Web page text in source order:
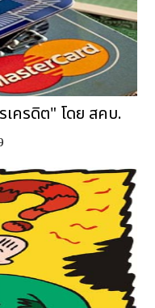
เครดิต" โดย สคบ.